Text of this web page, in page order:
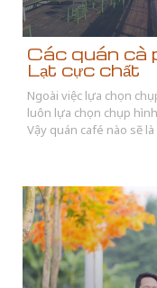
Các quán cà
Lạt cực chất
Ngoài việc lựa chọn
luôn lựa chọn chụp
Vậy quán café nào sẽ là